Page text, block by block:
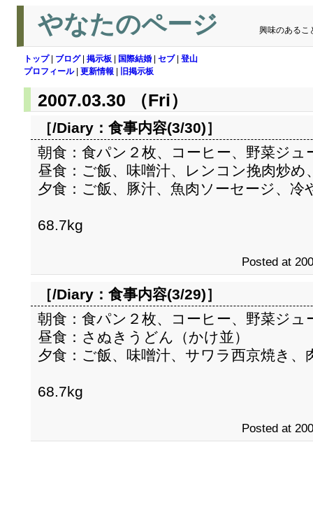
やなたのページ 興味のあるこ
トップ| ブログ| 掲示板 国際結婚 セブ| 登山
プロフィール| 更新情報 旧掲示板
2007.03.30 （Fri）
［/Diary： 食事内容(3/30)］
朝食：食パン２枚、コーヒー、野菜ジュ
昼食：ご飯、味噌汁、レンコン挽肉炒め
夕食：ご飯、豚汁、魚肉ソーセージ、冷
68.7kg
Posted at
［/Diary： 食事内容(3/29)］
朝食：食パン２枚、コーヒー、野菜ジュ
昼食：さぬきうどん（かけ並）
夕食：ご飯、味噌汁、サワラ西京焼き、
68.7kg
Posted at